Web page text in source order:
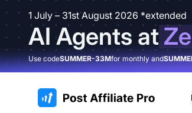
1 July – 31st August 2026 *extended
AI Agents at
Use codeSUMMER-33Mfor monthly and
:site.title